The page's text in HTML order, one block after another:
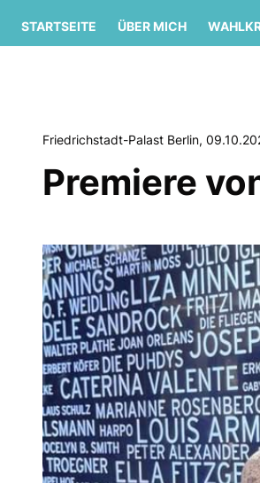
STARTSEITE ÜBER MICH
Friedrichstadt-Palast Berlin,
Premiere